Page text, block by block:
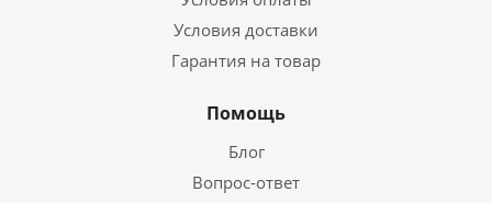
Условия доставки
Гарантия на товар
Помощь
Блог
Вопрос-ответ